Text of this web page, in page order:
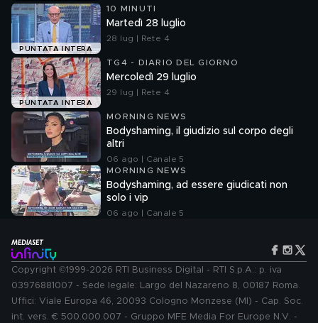
PUNTATA INTERA
10 MINUTI
Martedì 28 luglio
28 lug | Rete 4
PUNTATA INTERA
TG4 - DIARIO DEL GIORNO
Mercoledì 29 luglio
29 lug | Rete 4
MORNING NEWS
Bodyshaming, il giudizio sul corpo degli
altri
06 ago | Canale 5
MORNING NEWS
Bodyshaming, ad essere giudicati non
solo i vip
06 ago | Canale 5
Copyright ©1999-2026 RTI Business Digital - RTI S.p.A.: p. iva
03976881007 - Sede legale: Largo del Nazareno 8, 00187 Roma.
Uffici: Viale Europa 46, 20093 Cologno Monzese (MI) - Cap. Soc.
int. vers. € 500.000.007 - Gruppo MFE Media For Europe N.V. -